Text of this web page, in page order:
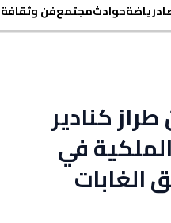
رياضةحوادثمجتمعفن وثقافة
كنادير
في
الغابات